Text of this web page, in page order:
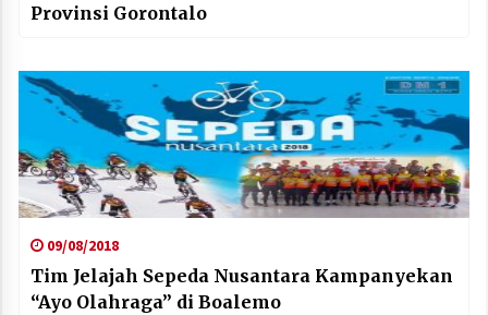
Provinsi Gorontalo
09/08/2018
Tim Jelajah Sepeda Nusantara Kampanyekan
“Ayo Olahraga” di Boalemo